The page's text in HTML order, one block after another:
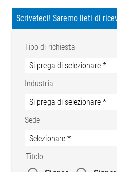
Scriveteci! Saremo lieti di
Tipo di richiesta
Industria
Sede
Titolo